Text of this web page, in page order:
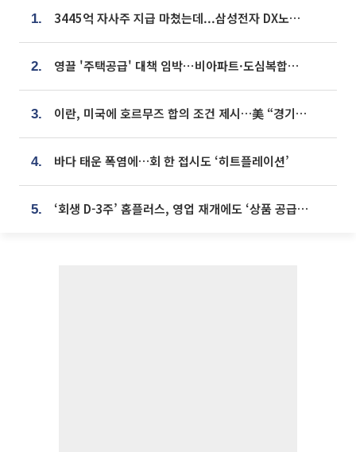
1. 3445억 자사주 지급 마쳤는데...삼성전자 DX노조, 뒤늦은 '떼쓰기 집회'
2. 영끌 '주택공급' 대책 임박⋯비아파트·도심복합까지 총동원
3. 이란, 미국에 호르무즈 합의 조건 제시…美 “경기 아직 안 끝나” [종합]
4. 바다 태운 폭염에…회 한 접시도 ‘히트플레이션’
5. ‘회생 D-3주’ 홈플러스, 영업 재개에도 ‘상품 공급망’ 복구가 생존 관건